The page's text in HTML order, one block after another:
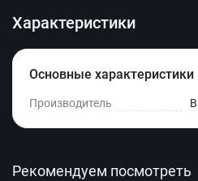
Характеристики
Основные характеристики
Производитель
Рекомендуем посмотреть